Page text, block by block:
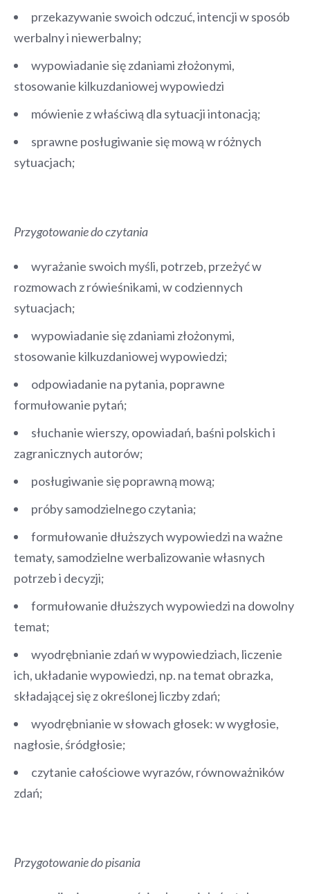
przekazywanie swoich odczuć, intencji w sposób
werbalny i niewerbalny;
wypowiadanie się zdaniami złożonymi,
stosowanie kilkuzdaniowej wypowiedzi
mówienie z właściwą dla sytuacji intonacją;
sprawne posługiwanie się mową w różnych
sytuacjach;
Przygotowanie do czytania
wyrażanie swoich myśli, potrzeb, przeżyć w
rozmowach z rówieśnikami, w codziennych
sytuacjach;
wypowiadanie się zdaniami złożonymi,
stosowanie kilkuzdaniowej wypowiedzi;
odpowiadanie na pytania, poprawne
formułowanie pytań;
słuchanie wierszy, opowiadań, baśni polskich i
zagranicznych autorów;
posługiwanie się poprawną mową;
próby samodzielnego czytania;
formułowanie dłuższych wypowiedzi na ważne
tematy, samodzielne werbalizowanie własnych
potrzeb i decyzji;
formułowanie dłuższych wypowiedzi na dowolny
temat;
wyodrębnianie zdań w wypowiedziach, liczenie
ich, układanie wypowiedzi, np. na temat obrazka,
składającej się z określonej liczby zdań;
wyodrębnianie w słowach głosek: w wygłosie,
nagłosie, śródgłosie;
czytanie całościowe wyrazów, równoważników
zdań;
Przygotowanie do pisania